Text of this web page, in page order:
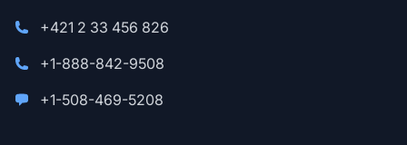
+421 2 33 456 826
+1-888-842-9508
+1-508-469-5208